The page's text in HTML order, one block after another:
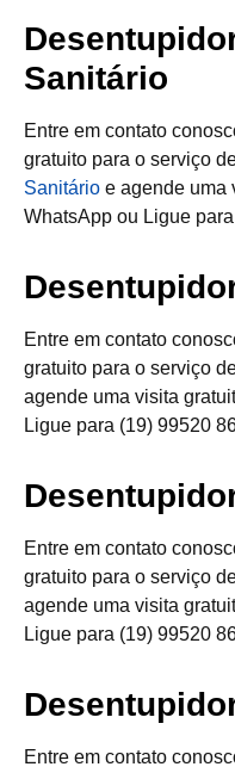
Sanitário
Entre em contato
gratuito para o serviço
Sanitário e agende uma
WhatsApp ou Ligue
Entre em contato
gratuito para o serviço
agende uma visita
Ligue para (19) 99520
Entre em contato
gratuito para o serviço
agende uma visita
Ligue para (19) 99520
Entre em contato